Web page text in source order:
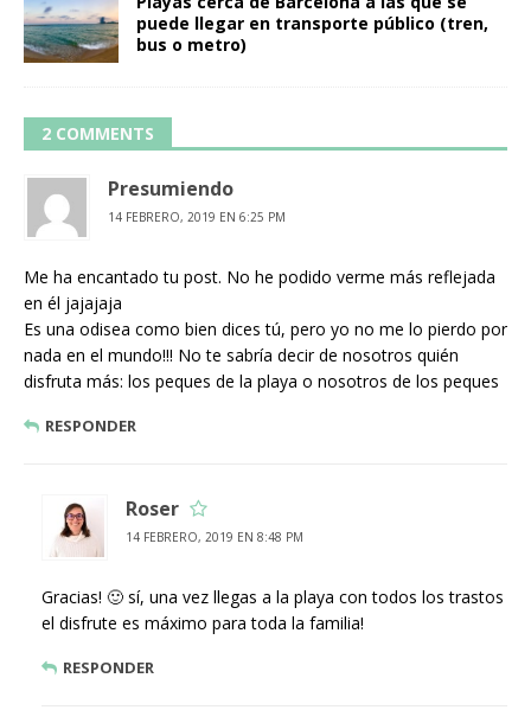
puede llegar en transporte público (tren,
bus o metro)
2 COMMENTS
Presumiendo
14 FEBRERO, 2019 EN 6:25 PM
Me ha encantado tu post. No he podido verme más reflejada
en él jajajaja
Es una odisea como bien dices tú, pero yo no me lo pierdo por
nada en el mundo!!! No te sabría decir de nosotros quién
disfruta más: los peques de la playa o nosotros de los peques
RESPONDER
Roser
14 FEBRERO, 2019 EN 8:48 PM
Gracias! 🙂 sí, una vez llegas a la playa con todos los trastos
el disfrute es máximo para toda la familia!
RESPONDER